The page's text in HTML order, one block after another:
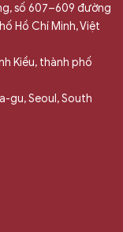
số 607–609 đường
Hồ Chí Minh, Việt
Kiều, thành phố
gu, Seoul, South